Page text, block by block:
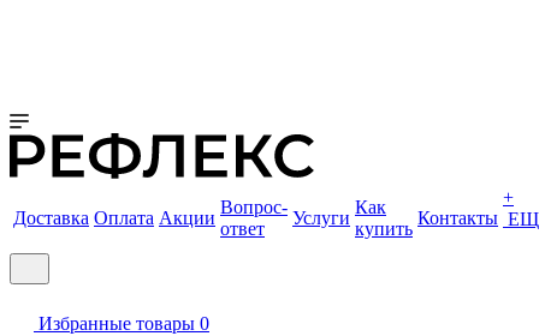
Доставка Оплата Акции
Вопрос-
ответ
Услуги
Как
купить
Контакты
+
Избранные товары 0